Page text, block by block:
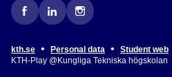
kth.se • Personal data •
Student web
KTH-Play @Kungliga Tekniska högskolan